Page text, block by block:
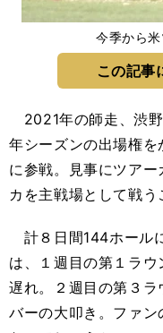
今季から
この記事
2021年の師走、渋
年シーズンの出場権を
に参戦。見事にツア
カを主戦場として戦う
計８日間144ホール
は、１週目の第１ラ
遅れ。２週目の第３
バーの大叩き。ファ